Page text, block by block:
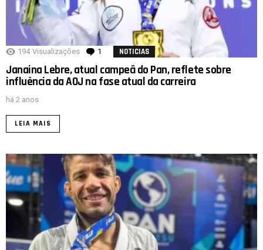
194 Visualizações 1 comentário
NOTICIAS
Janaina Lebre, atual campeã do Pan, reflete sobre
influência da AOJ na fase atual da carreira
há 2 anos
LEIA MAIS